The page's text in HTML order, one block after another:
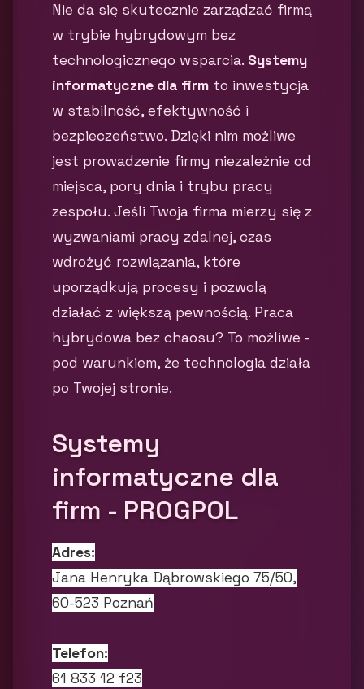
Nie da się skutecznie zarządzać firmą
w trybie hybrydowym bez
technologicznego wsparcia. Systemy
informatyczne dla firm to inwestycja
w stabilność, efektywność i
bezpieczeństwo. Dzięki nim możliwe
jest prowadzenie firmy niezależnie od
miejsca, pory dnia i trybu pracy
zespołu. Jeśli Twoja firma mierzy się z
wyzwaniami pracy zdalnej, czas
wdrożyć rozwiązania, które
uporządkują procesy i pozwolą
działać z większą pewnością. Praca
hybrydowa bez chaosu? To możliwe -
pod warunkiem, że technologia działa
po Twojej stronie.
Systemy
informatyczne dla
firm - PROGPOL
Adres:
Jana Henryka Dąbrowskiego 75/50,
60-523 Poznań
Telefon:
61 833 12 f23